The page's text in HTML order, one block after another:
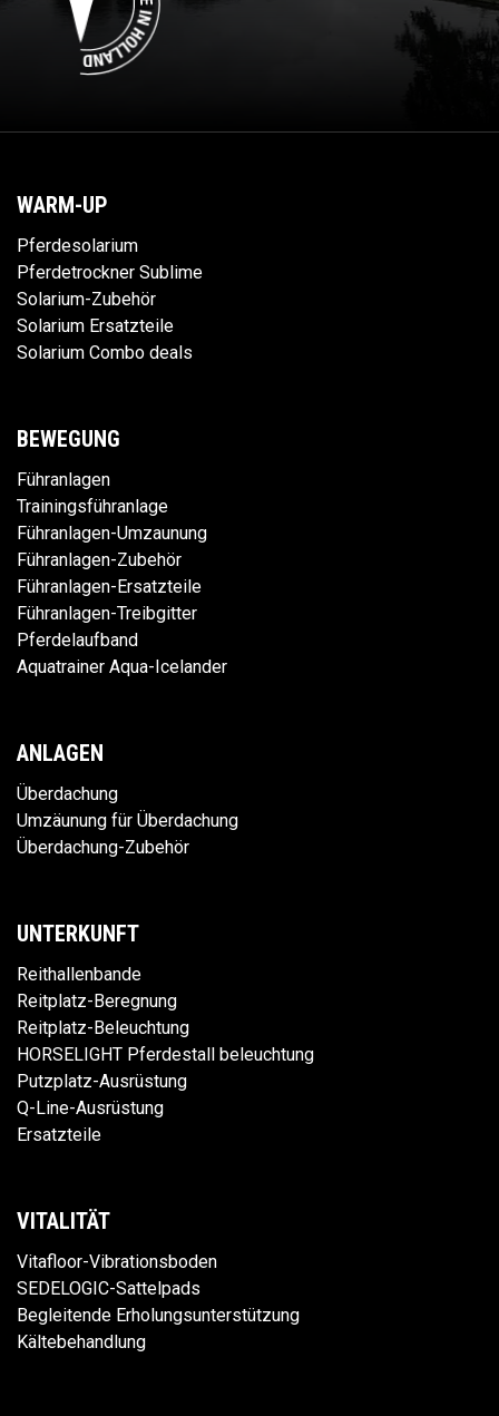
WARM-UP
Pferdesolarium
Pferdetrockner Sublime
Solarium-Zubehör
Solarium Ersatzteile
Solarium Combo deals
BEWEGUNG
Führanlagen
Trainingsführanlage
Führanlagen-Umzaunung
Führanlagen-Zubehör
Führanlagen-Ersatzteile
Führanlagen-Treibgitter
Pferdelaufband
Aquatrainer Aqua-Icelander
ANLAGEN
Überdachung
Umzäunung für Überdachung
Überdachung-Zubehör
UNTERKUNFT
Reithallenbande
Reitplatz-Beregnung
Reitplatz-Beleuchtung
HORSELIGHT Pferdestall beleuchtung
Putzplatz-Ausrüstung
Q-Line-Ausrüstung
Ersatzteile
VITALITÄT
Vitafloor-Vibrationsboden
SEDELOGIC-Sattelpads
Begleitende Erholungsunterstützung
Kältebehandlung